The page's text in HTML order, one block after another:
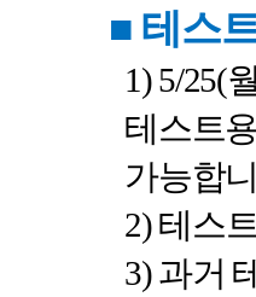
■ 테스
1) 5/25(월
테스트
가능합
2)테스
3)과거